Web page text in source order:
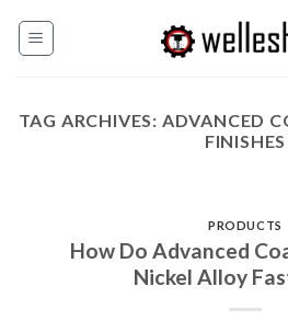
TAG ARCHIVES: ADVANCED
FINISHES
PRODUCTS
How Do Advanced
Nickel Alloy